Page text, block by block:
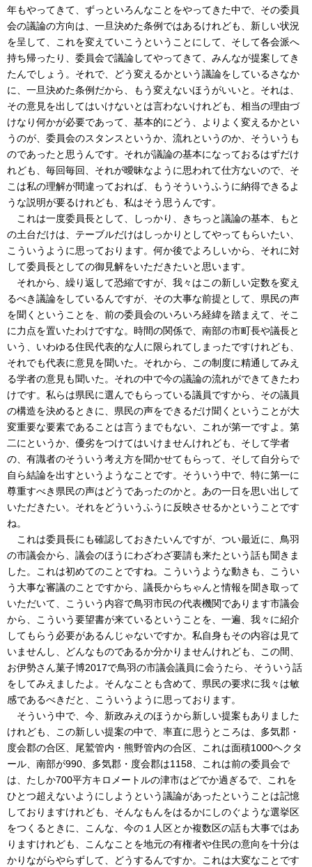
年もやってきて、ずっといろんなことをやってきた中で、その委員
会の議論の方向は、一旦決めた条例ではあるけれども、新しい状況
を呈して、これを変えていこうということにして、そして各会派へ
持ち帰ったり、委員会で議論してやってきて、みんなが提案してき
たんでしょう。それで、どう変えるかという議論をしているさなか
に、一旦決めた条例だから、もう変えないほうがいいと。それは、
その意見を出してはいけないとは言わないけれども、相当の理由づ
けなり何かが必要であって、基本的にどう、よりよく変えるかとい
うのが、委員会のスタンスというか、流れというのか、そういうも
のであったと思うんです。それが議論の基本になっておるはずだけ
れども、毎回毎回、それが曖昧なように思われて仕方ないので、そ
こは私の理解が間違っておれば、もうそういうふうに納得できるよ
うな説明が要るけれども、私はそう思うんです。
これは一度委員長として、しっかり、きちっと議論の基本、もと
の土台だけは、テーブルだけはしっかりとしてやってもらいたい、
こういうように思っております。何か後でよろしいから、それに対
して委員長としての御見解をいただきたいと思います。
それから、繰り返して恐縮ですが、我々はこの新しい定数を変え
るべき議論をしているんですが、その大事な前提として、県民の声
を聞くということを、前の委員会のいろいろ経緯を踏まえて、そこ
に力点を置いたわけですな。時間の関係で、南部の市町長や議長と
いう、いわゆる住民代表的な人に限られてしまったですけれども、
それでも代表に意見を聞いた。それから、この制度に精通してみえ
る学者の意見も聞いた。それの中で今の議論の流れができてきたわ
けです。私らは県民に選んでもらっている議員ですから、その議員
の構造を決めるときに、県民の声をできるだけ聞くということが大
変重要な要素であることは言うまでもない、これが第一ですよ。第
二にというか、優劣をつけてはいけませんけれども、そして学者
の、有識者のそういう考え方を聞かせてもらって、そして自分らで
自ら結論を出すというようなことです。そういう中で、特に第一に
尊重すべき県民の声はどうであったのかと。あの一日を思い出して
いただきたい。それをどういうふうに反映させるかということです
ね。
これは委員長にも確認しておきたいんですが、つい最近に、鳥羽
の市議会から、議会のほうにわざわざ要請も来たという話も聞きま
した。これは初めてのことですね。こういうような動きも、こうい
う大事な審議のことですから、議長からちゃんと情報を聞き取って
いただいて、こういう内容で鳥羽市民の代表機関であります市議会
から、こういう要望書が来ているということを、一遍、我々に紹介
してもらう必要があるんじゃないですか。私自身もその内容は見て
いませんし、どんなものであるか分かりませんけれども、この間、
お伊勢さん菓子博2017で鳥羽の市議会議員に会うたら、そういう話
をしてみえましたよ。そんなことも含めて、県民の要求に我々は敏
感であるべきだと、こういうように思っております。
そういう中で、今、新政みえのほうから新しい提案もありました
けれども、この新しい提案の中で、率直に思うところは、多気郡・
度会郡の合区、尾鷲管内・熊野管内の合区、これは面積1000ヘクタ
ール、南部が990、多気郡・度会郡は1158、これは前の委員会で
は、たしか700平方キロメートルの津市はどでか過ぎるで、これを
ひとつ超えないようにしようという議論があったということは記憶
しておりますけれども、そんなもんをはるかにしのぐような選挙区
をつくるときに、こんな、今の１人区とか複数区の話も大事ではあ
りますけれども、こんなことを地元の有権者や住民の意向を十分は
かりながらやらずして、どうするんですか。これは大変なことです